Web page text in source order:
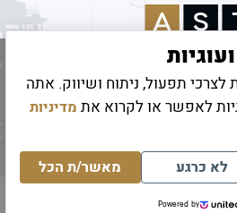
תפעול, ניתוח ושיווק. אתה
לאפשר או לקרוא את מדיניות
לא כרגע מאשר/ת הכל
Powered by